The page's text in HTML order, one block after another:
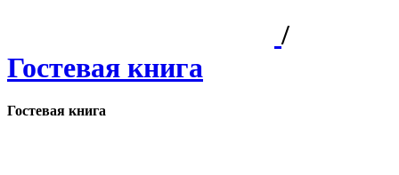
/
Гостевая книга
Гостевая книга